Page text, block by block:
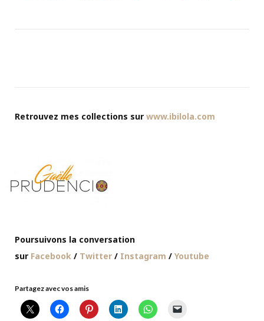
Retrouvez mes collections sur www.ibilola.com
Poursuivons la conversation
sur Facebook / Twitter / Instagram / Youtube
Partagez avec vos amis